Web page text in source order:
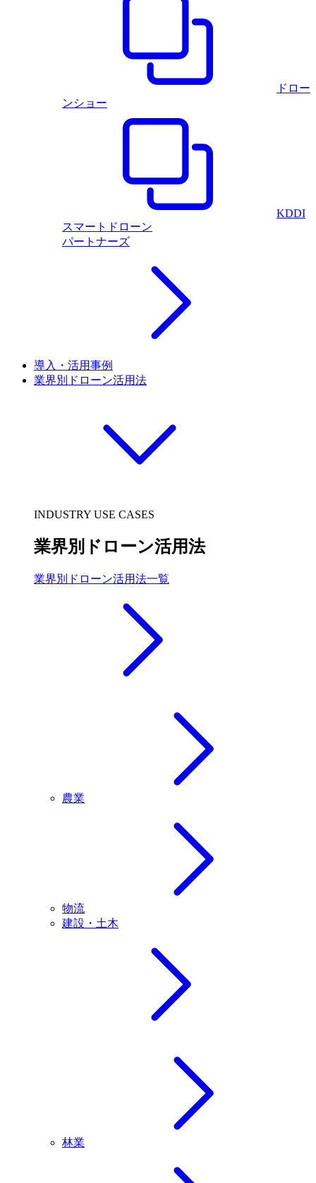
ドロー
ンショー
KDDI
スマートドローン
パートナーズ
導入・活用事例
業界別ドローン活用法
INDUSTRY USE CASES
業界別ドローン活用法
業界別ドローン活用法一覧
農業
物流
建設・土木
林業